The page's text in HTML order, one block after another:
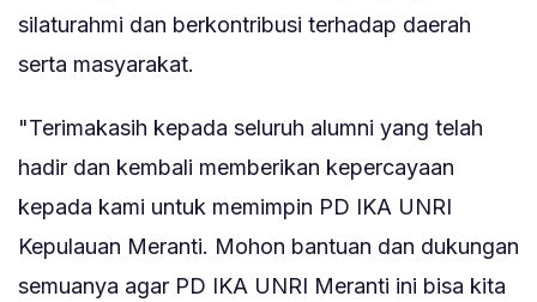
silaturahmi dan berkontribusi terhadap daerah
serta masyarakat.
"Terimakasih kepada seluruh alumni yang telah
hadir dan kembali memberikan kepercayaan
kepada kami untuk memimpin PD IKA UNRI
Kepulauan Meranti. Mohon bantuan dan dukungan
semuanya agar PD IKA UNRI Meranti ini bisa kita